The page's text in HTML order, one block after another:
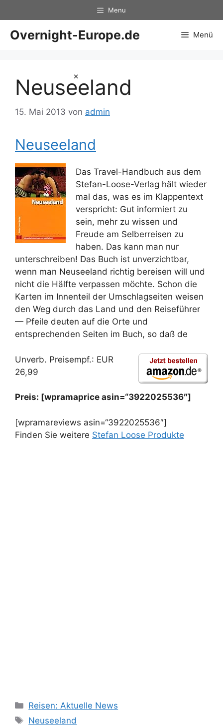
×
Inhalt
springen
Menu
Overnight-Europe.de Menü
Neuseeland
15. Mai 2013 von admin
Neuseeland
Das Travel-Handbuch aus dem
Stefan-Loose-Verlag hält wieder
mal das, was es im Klappentext
verspricht: Gut informiert zu
sein, mehr zu wissen und
Freude am Selberreisen zu
haben. Das kann man nur
unterschreiben! Das Buch ist unverzichtbar,
wenn man Neuseeland richtig bereisen will und
nicht die Hälfte verpassen möchte. Schon die
Karten im Innenteil der Umschlagseiten weisen
den Weg durch das Land und den Reiseführer
— Pfeile deuten auf die Orte und
entsprechenden Seiten im Buch, so daß de
Unverb. Preisempf.: EUR
26,99
Preis: [wpramaprice asin=“3922025536″]
[wpramareviews asin=“3922025536″]
Finden Sie weitere Stefan Loose Produkte
Kategorien
Reisen: Aktuelle News
Schlagwörter
Neuseeland